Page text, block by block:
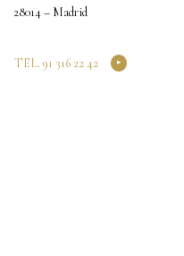
28014 – Madrid
TEL. 91 316 22 42